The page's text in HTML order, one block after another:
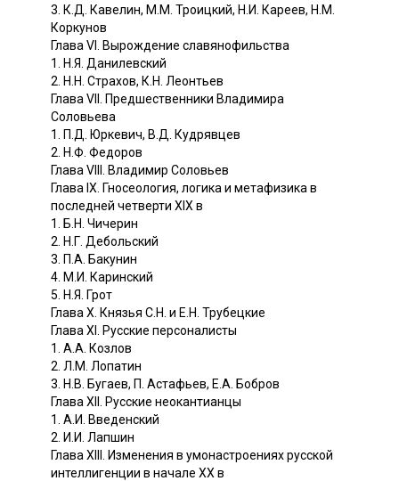
3. К.Д. Кавелин, М.М. Троицкий, Н.И. Кареев, Н.М.
Коркунов
Глава VI. Вырождение славянофильства
1. Н.Я. Данилевский
2. Н.Н. Страхов, К.Н. Леонтьев
Глава VII. Предшественники Владимира
Соловьева
1. П.Д. Юркевич, В.Д. Кудрявцев
2. Н.Ф. Федоров
Глава VIII. Владимир Соловьев
Глава IX. Гносеология, логика и метафизика в
последней четверти XIX в
1. Б.Н. Чичерин
2. Н.Г. Дебольский
3. П.А. Бакунин
4. М.И. Каринский
5. Н.Я. Грот
Глава X. Князья С.Н. и Е.Н. Трубецкие
Глава XI. Русские персоналисты
1. А.А. Козлов
2. Л.М. Лопатин
3. Н.В. Бугаев, П. Астафьев, Е.А. Бобров
Глава XII. Русские неокантианцы
1. А.И. Введенский
2. И.И. Лапшин
Глава XIII. Изменения в умонастроениях русской
интеллигенции в начале XX в